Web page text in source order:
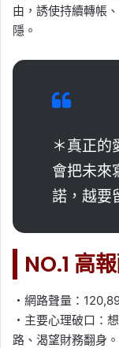
由，誘使持續轉帳
隱。
＊真正的
會把未來
諾，越要
NO.1 高
・網路聲量：
・主要心理破口：
路、渴望財務翻身。